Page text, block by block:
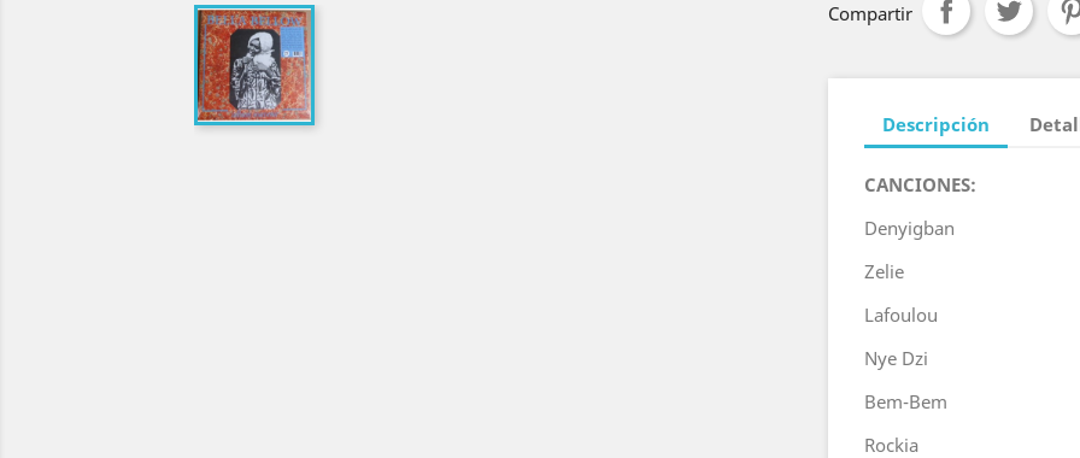
Compartir
Descripción
CANCIONES:
Denyigban
Zelie
Lafoulou
Nye Dzi
Bem-Bem
Rockia